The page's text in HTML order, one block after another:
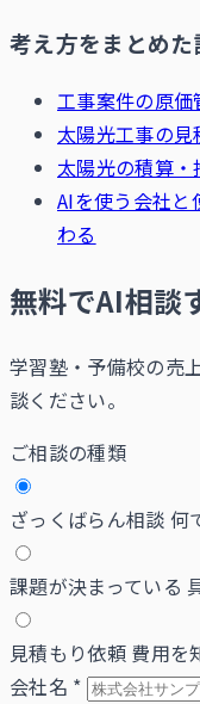
考え方をまとめた
工事案件の原価
太陽光工事の
太陽光の積算
AIを使う会社と
わる
無料でAI相談
学習塾・予備校の売
談ください。
ご相談の種類
ざっくばらん相談 何
課題が決まっている
見積もり依頼 費用を
会社名 *